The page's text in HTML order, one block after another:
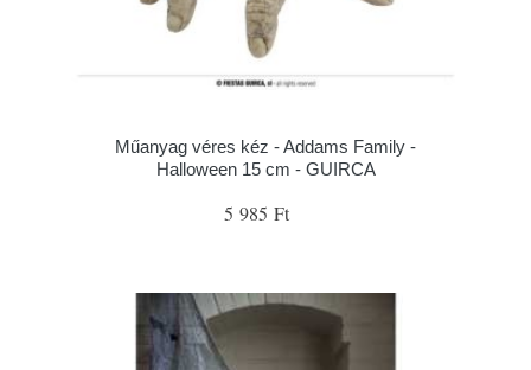
Műanyag véres kéz - Addams Family -
Halloween 15 cm - GUIRCA
5 985 Ft